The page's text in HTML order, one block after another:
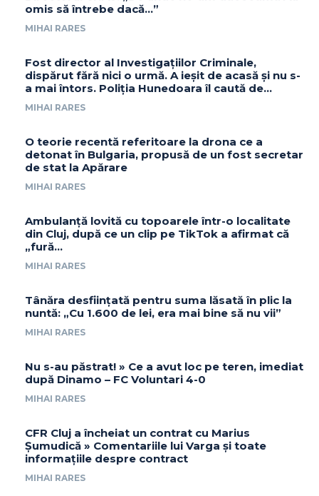
omis să întrebe dacă…”
MIHAI RARES
Fost director al Investigațiilor Criminale,
dispărut fără nici o urmă. A ieșit de acasă și nu s-
a mai întors. Poliția Hunedoara îl caută de...
MIHAI RARES
O teorie recentă referitoare la drona ce a
detonat în Bulgaria, propusă de un fost secretar
de stat la Apărare
MIHAI RARES
Ambulanță lovită cu topoarele într-o localitate
din Cluj, după ce un clip pe TikTok a afirmat că
„fură…
MIHAI RARES
Tânăra desființată pentru suma lăsată în plic la
nuntă: „Cu 1.600 de lei, era mai bine să nu vii”
MIHAI RARES
Nu s-au păstrat! » Ce a avut loc pe teren, imediat
după Dinamo – FC Voluntari 4-0
MIHAI RARES
CFR Cluj a încheiat un contrat cu Marius
Șumudică » Comentariile lui Varga și toate
informațiile despre contract
MIHAI RARES